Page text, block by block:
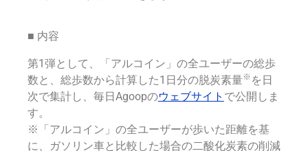
■ 内容
第1弾として、「アルコイン」の全ユーザーの総歩
数と、総歩数から計算した1日分の脱炭素量※ を日
次で集計し、毎日Agoopのウェブサイト で公開しま
す。
※「アルコイン」の全ユーザーが歩いた距離を基
に、ガソリン車と比較した場合の二酸化炭素の削減